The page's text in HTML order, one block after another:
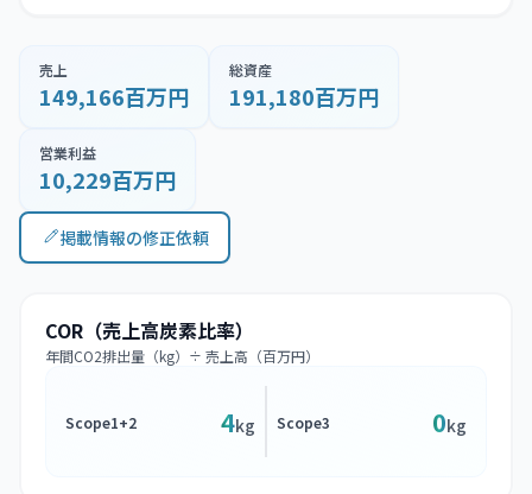
売上
149,166百万円
総資産
191,180百万円
営業利益
10,229百万円
掲載情報の修正依頼
COR（売上高炭素比率）
年間CO2排出量（kg）÷ 売上高（百万円）
Scope1+2 4kg Scope3 0kg